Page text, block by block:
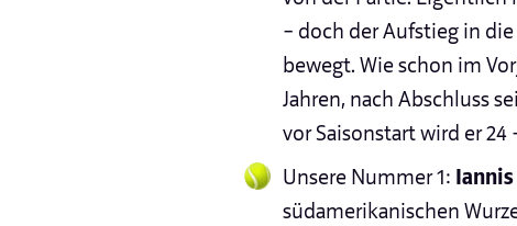
– doch der Aufstieg in
bewegt. Wie schon im
Jahren, nach Abschluss
vor Saisonstart wird er
Unsere Nummer 1:
südamerikanischen